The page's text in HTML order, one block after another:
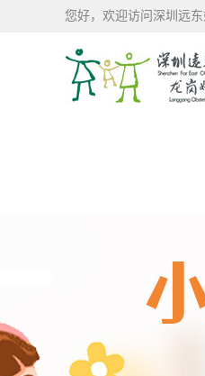
您好，欢迎访问深圳远东